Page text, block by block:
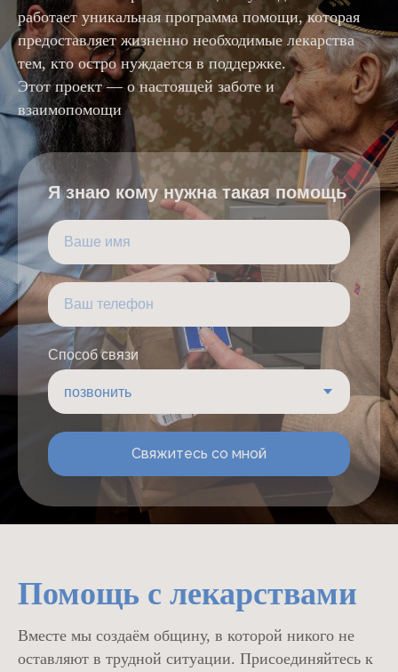
работает уникальная программа помощи, которая
предоставляет жизненно необходимые лекарства
тем, кто остро нуждается в поддержке.
Этот проект — о настоящей заботе и
взаимопомощи
Я знаю кому нужна такая помощь
Способ связи
Свяжитесь со мной
Помощь с лекарствами
Вместе мы создаём общину, в которой никого не
оставляют в трудной ситуации. Присоединяйтесь к